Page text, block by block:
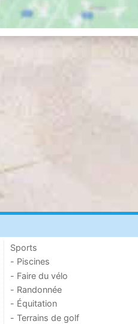
Sports
- Piscines
- Faire du vélo
- Randonnée
- Équitation
- Terrains de golf